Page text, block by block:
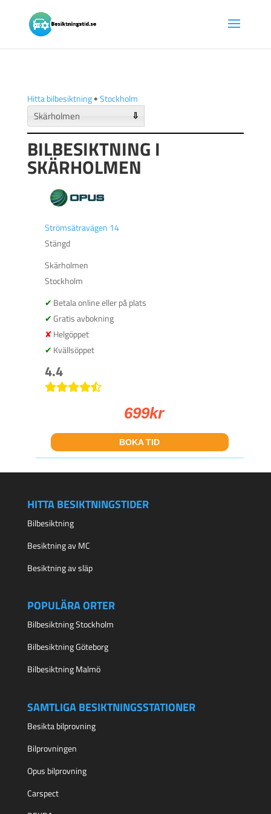
Hitta bilbesiktning🠺Stockholm
⇩
BILBESIKTNING I
SKÄRHOLMEN
Strömsätravägen 14
Stängd
Skärholmen
Stockholm
Betala online eller på plats
Gratis avbokning
Helgöppet
Kvällsöppet
4.4
699kr
BOKA TID
HITTA BESIKTNINGSTIDER
Bilbesiktning
Besiktning av MC
Besiktning av släp
POPULÄRA ORTER
Bilbesiktning Stockholm
Bilbesiktning Göteborg
Bilbesiktning Malmö
SAMTLIGA BESIKTNINGSSTATIONER
Besikta bilprovning
Bilprovningen
Opus bilprovning
Carspect